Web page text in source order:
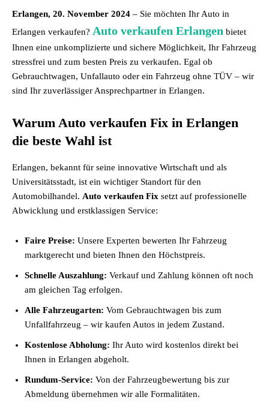
Erlangen, 20. November 2024 – Sie möchten Ihr Auto in
Erlangen verkaufen? Auto verkaufen Erlangen bietet
Ihnen eine unkomplizierte und sichere Möglichkeit, Ihr Fahrzeug
stressfrei und zum besten Preis zu verkaufen. Egal ob
Gebrauchtwagen, Unfallauto oder ein Fahrzeug ohne TÜV – wir
sind Ihr zuverlässiger Ansprechpartner in Erlangen.
Warum Auto verkaufen Fix in Erlangen
die beste Wahl ist
Erlangen, bekannt für seine innovative Wirtschaft und als
Universitätsstadt, ist ein wichtiger Standort für den
Automobilhandel. Auto verkaufen Fix setzt auf professionelle
Abwicklung und erstklassigen Service:
Faire Preise: Unsere Experten bewerten Ihr Fahrzeug
marktgerecht und bieten Ihnen den Höchstpreis.
Schnelle Auszahlung: Verkauf und Zahlung können oft noch
am gleichen Tag erfolgen.
Alle Fahrzeugarten: Vom Gebrauchtwagen bis zum
Unfallfahrzeug – wir kaufen Autos in jedem Zustand.
Kostenlose Abholung: Ihr Auto wird kostenlos direkt bei
Ihnen in Erlangen abgeholt.
Rundum-Service: Von der Fahrzeugbewertung bis zur
Abmeldung übernehmen wir alle Formalitäten.